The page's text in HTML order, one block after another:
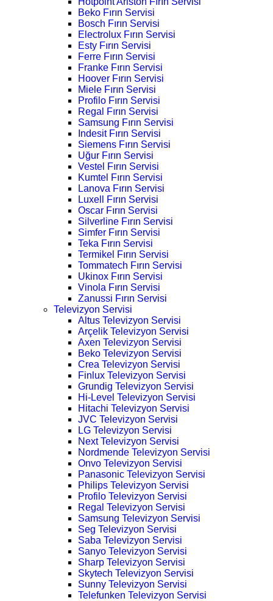
Beko Fırın Servisi
Bosch Fırın Servisi
Electrolux Fırın Servisi
Esty Fırın Servisi
Ferre Fırın Servisi
Franke Fırın Servisi
Hoover Fırın Servisi
Miele Fırın Servisi
Profilo Fırın Servisi
Regal Fırın Servisi
Samsung Fırın Servisi
Indesit Fırın Servisi
Siemens Fırın Servisi
Uğur Fırın Servisi
Vestel Fırın Servisi
Kumtel Fırın Servisi
Lanova Fırın Servisi
Luxell Fırın Servisi
Oscar Fırın Servisi
Silverline Fırın Servisi
Simfer Fırın Servisi
Teka Fırın Servisi
Termikel Fırın Servisi
Tommatech Fırın Servisi
Ukinox Fırın Servisi
Vinola Fırın Servisi
Zanussi Fırın Servisi
Televizyon Servisi
Altus Televizyon Servisi
Arçelik Televizyon Servisi
Axen Televizyon Servisi
Beko Televizyon Servisi
Crea Televizyon Servisi
Finlux Televizyon Servisi
Grundig Televizyon Servisi
Hi-Level Televizyon Servisi
Hitachi Televizyon Servisi
JVC Televizyon Servisi
LG Televizyon Servisi
Next Televizyon Servisi
Nordmende Televizyon Servisi
Onvo Televizyon Servisi
Panasonic Televizyon Servisi
Philips Televizyon Servisi
Profilo Televizyon Servisi
Regal Televizyon Servisi
Samsung Televizyon Servisi
Seg Televizyon Servisi
Saba Televizyon Servisi
Sanyo Televizyon Servisi
Sharp Televizyon Servisi
Skytech Televizyon Servisi
Sunny Televizyon Servisi
Telefunken Televizyon Servisi